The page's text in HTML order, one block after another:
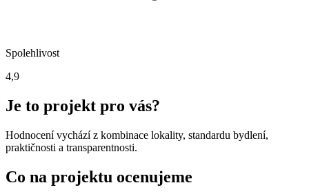
Spolehlivost
4,9
Je to projekt pro vás?
Hodnocení vychází z kombinace lokality, standardu bydlení,
praktičnosti a transparentnosti.
Co na projektu ocenujeme